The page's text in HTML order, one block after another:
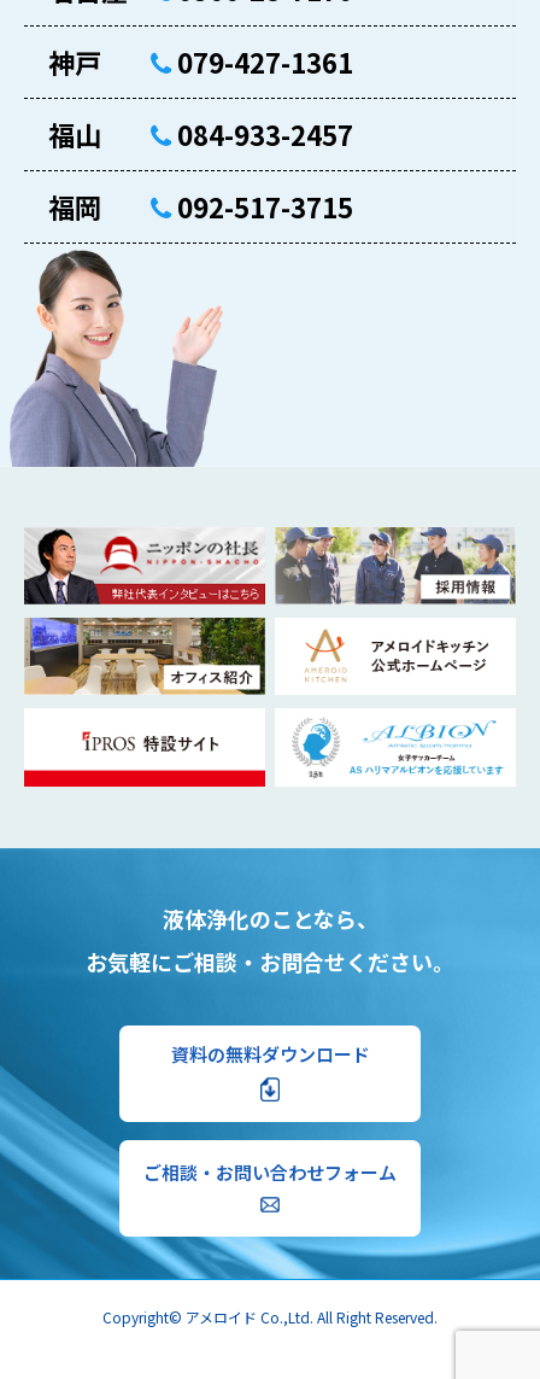
神戸
079-427-1361
福山
084-933-2457
福岡
092-517-3715
液体浄化のことなら、
お気軽にご相談・お問合せください。
資料の無料ダウンロード
ご相談・お問い合わせフォーム
Copyright© アメロイド Co.,Ltd. All Right Reserved.